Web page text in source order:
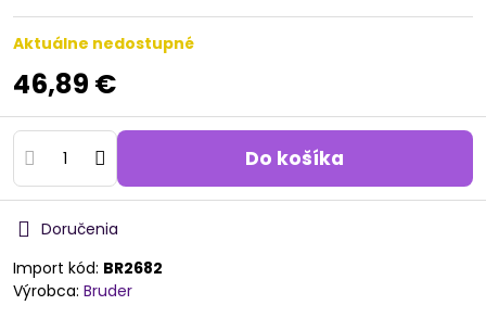
Aktuálne nedostupné
46,89 €
Do košíka
Doručenia
Import kód: BR2682
Výrobca: Bruder